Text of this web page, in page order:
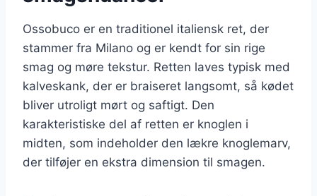
Ossobuco er en traditionel italiensk ret, der
stammer fra Milano og er kendt for sin rige
smag og møre tekstur. Retten laves typisk med
kalveskank, der er braiseret langsomt, så kødet
bliver utroligt mørt og saftigt. Den
karakteristiske del af retten er knoglen i
midten, som indeholder den lækre knoglemarv,
der tilføjer en ekstra dimension til smagen.